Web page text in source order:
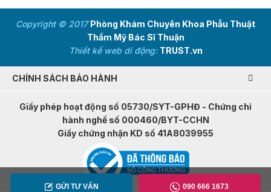
Copyright © 2017Phòng Khám Chuyên Khoa Phẫu Thuật
Thẩm Mỹ Bác Sĩ Thuận
Thiết kế web di động: TRUST.vn
CHÍNH SÁCH BẢO HÀNH
Giấy phép hoạt động số 05730/SYT-GPHĐ - Chứng chỉ
hành nghề số 000460/BYT-CCHN
Giấy chứng nhận KD số 41A8039955
GỬI TƯ VẤN 090 666 1673